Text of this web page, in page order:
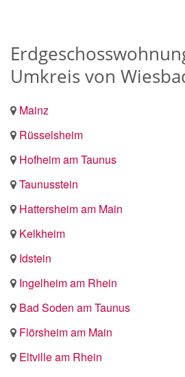
Umkreis von
Mainz
Rüsselsheim
Hofheim am Taunus
Taunusstein
Hattersheim am Main
Kelkheim
Idstein
Ingelheim am Rhein
Bad Soden am Taunus
Flörsheim am Main
Eltville am Rhein